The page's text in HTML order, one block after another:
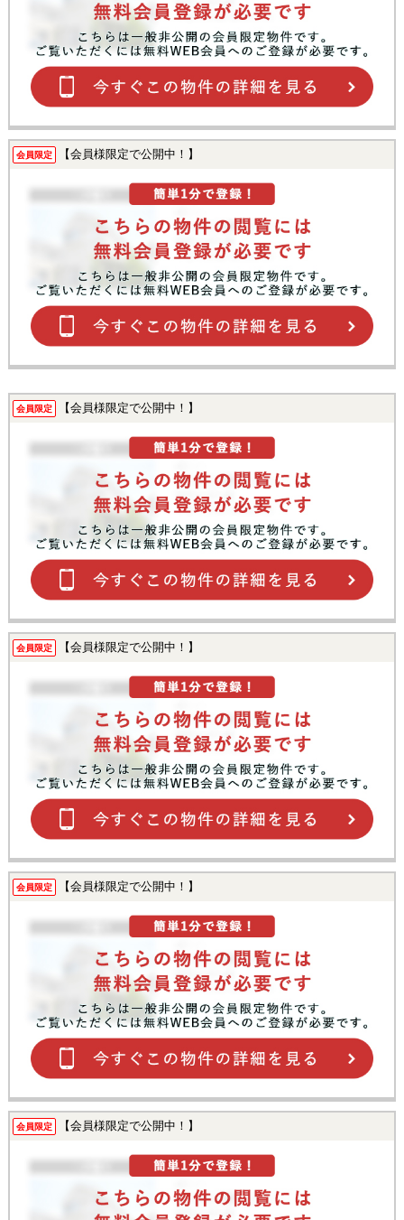
会員限定 【会員様限定で公開中！】
会員限定 【会員様限定で公開中！】
会員限定 【会員様限定で公開中！】
会員限定 【会員様限定で公開中！】
会員限定 【会員様限定で公開中！】